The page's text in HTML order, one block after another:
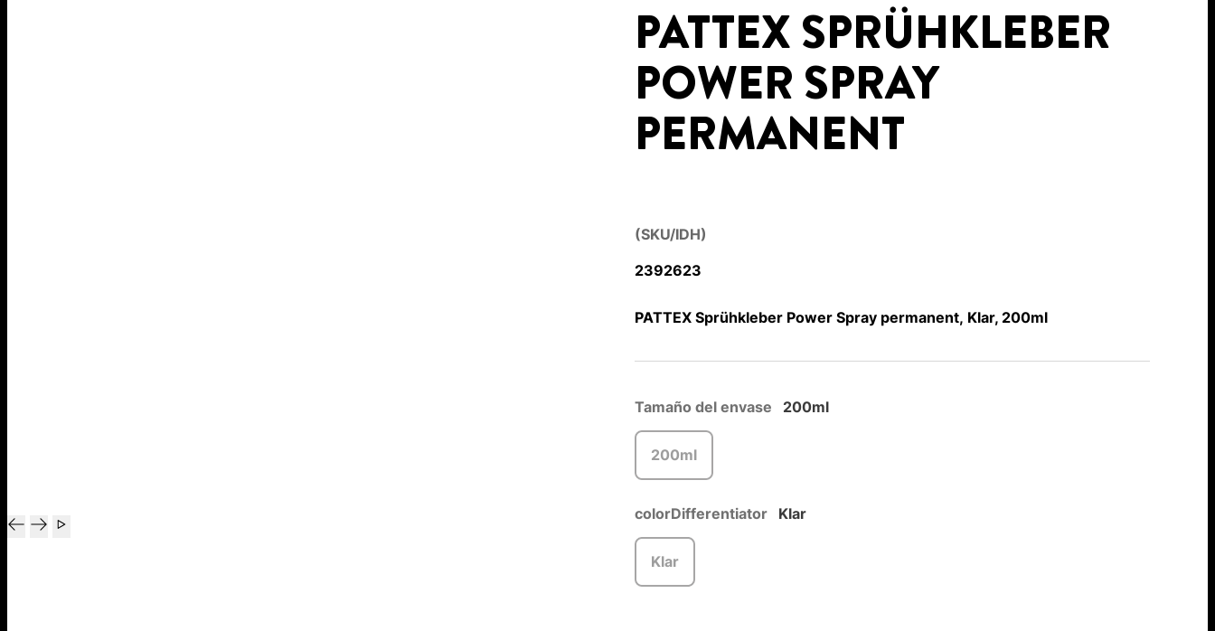
PATTEX SPRÜHKLEBER
POWER SPRAY
PERMANENT
(SKU/IDH)
2392623
PATTEX Sprühkleber Power Spray permanent, Klar, 200ml
Tamaño del envase 200ml
200ml
colorDifferentiator Klar
Klar